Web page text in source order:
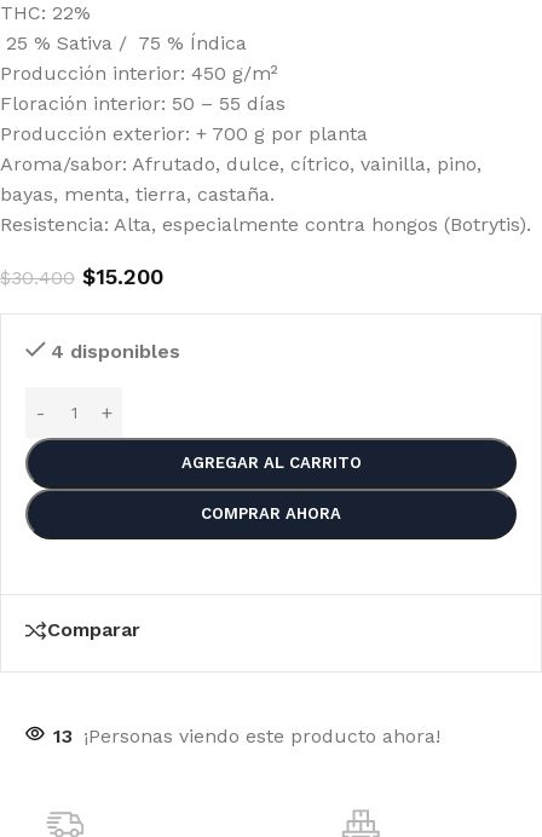
THC: 22%
25 % Sativa / 75 % Índica
Producción interior: 450 g/m²
Floración interior: 50 – 55 días
Producción exterior: + 700 g por planta
Aroma/sabor: Afrutado, dulce, cítrico, vainilla, pino,
bayas, menta, tierra, castaña.
Resistencia: Alta, especialmente contra hongos (Botrytis).
$30.400 $15.200
4 disponibles
AGREGAR AL CARRITO
COMPRAR AHORA
Comparar
13 ¡Personas viendo este producto ahora!